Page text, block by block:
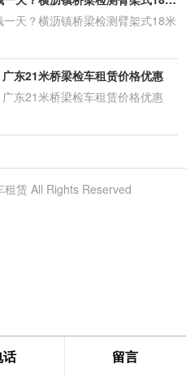
一天？横沥镇桥梁检测臂架式18米
东21米桥梁检车租赁价格优惠
东21米桥梁检车租赁价格优惠
赁 All Rights Reserved
话 留言